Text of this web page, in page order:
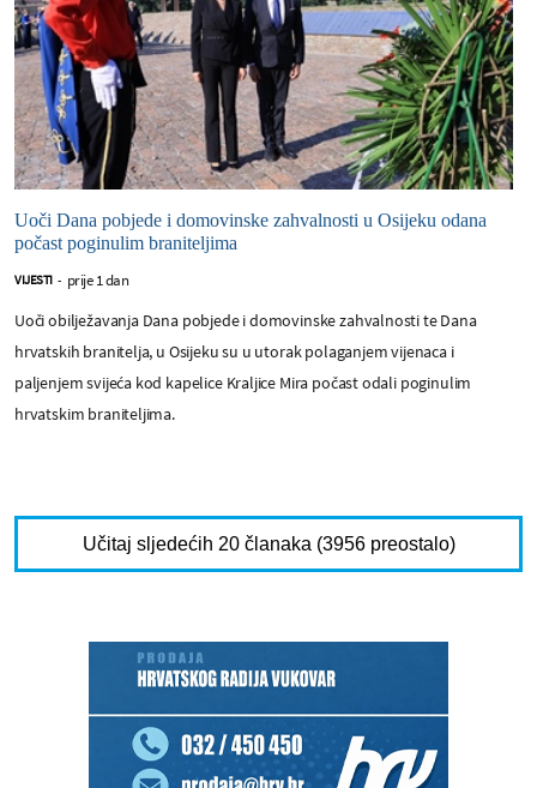
Uoči Dana pobjede i domovinske zahvalnosti u Osijeku odana
počast poginulim braniteljima
VIJESTI - prije 1 dan
Uoči obilježavanja Dana pobjede i domovinske zahvalnosti te Dana
hrvatskih branitelja, u Osijeku su u utorak polaganjem vijenaca i
paljenjem svijeća kod kapelice Kraljice Mira počast odali poginulim
hrvatskim braniteljima.
Učitaj sljedećih 20 članaka (3956 preostalo)